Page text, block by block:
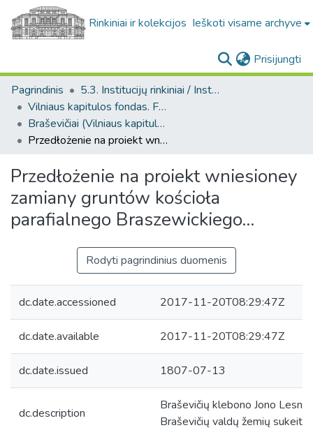
Rinkiniai ir kolekcijos Ieškoti visame archyve
Prisijungti
Pagrindinis
5.3. Institucijų rinkiniai / Institutional collections
Vilniaus kapitulos fondas. F43
Braševičiai (Vilniaus kapitulos fondas. F43. Bažnytinės valdos)
Przedłożenie na proiekt wniesioney zamiany gruntów kościoła parafialnego Braszewickiego...
Przedłożenie na proiekt wniesioney
zamiany gruntów kościoła
parafialnego Braszewickiego...
Rodyti pagrindinius duomenis
dc.date.accessioned 2017-11-20T08:29:47Z
dc.date.available 2017-11-20T08:29:47Z
dc.date.issued 1807-07-13
dc.description
Braševičių klebono Jono
Braševičių valdų žemių